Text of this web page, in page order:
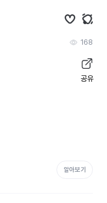
168
공유
알아보기